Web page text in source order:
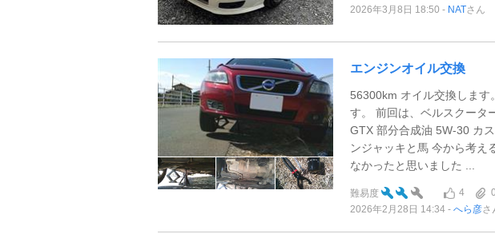
2026年3月8日 18:50
NATさん
エンジンオイル交換
56300km オイル交換します
す。 前回は、ベルスクータ
GTX 部分合成油 5W-30 カ
ンジャッキと馬 今から考え
なかったと思いました ...
難易度 4 0
2026年2月28日 14:34
へら彦さ